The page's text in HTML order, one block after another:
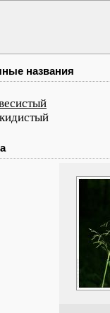
названия